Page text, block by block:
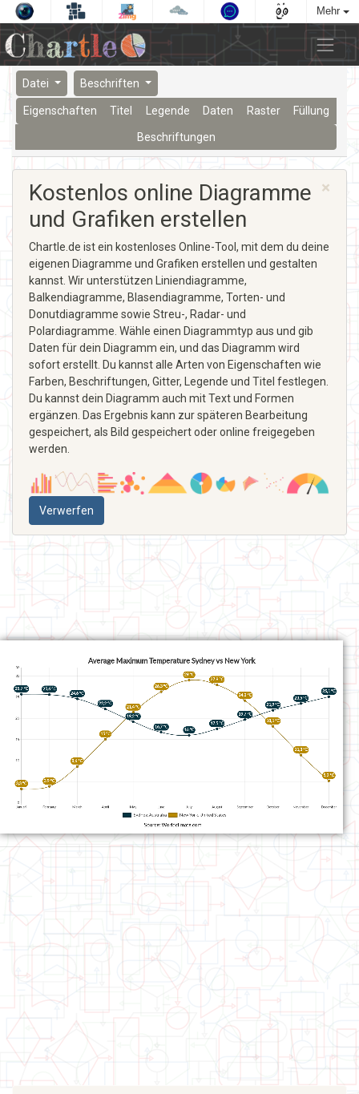
Mehr
Datei Beschriften
Eigenschaften Titel Legende Daten Raster Füllung
Beschriftungen
×
Kostenlos online Diagramme
und Grafiken erstellen
Chartle.de ist ein kostenloses Online-Tool, mit dem du deine
eigenen Diagramme und Grafiken erstellen und gestalten
kannst. Wir unterstützen Liniendiagramme,
Balkendiagramme, Blasendiagramme, Torten- und
Donutdiagramme sowie Streu-, Radar- und
Polardiagramme. Wähle einen Diagrammtyp aus und gib
Daten für dein Diagramm ein, und das Diagramm wird
sofort erstellt. Du kannst alle Arten von Eigenschaften wie
Farben, Beschriftungen, Gitter, Legende und Titel festlegen.
Du kannst dein Diagramm auch mit Text und Formen
ergänzen. Das Ergebnis kann zur späteren Bearbeitung
gespeichert, als Bild gespeichert oder online freigegeben
werden.
Verwerfen